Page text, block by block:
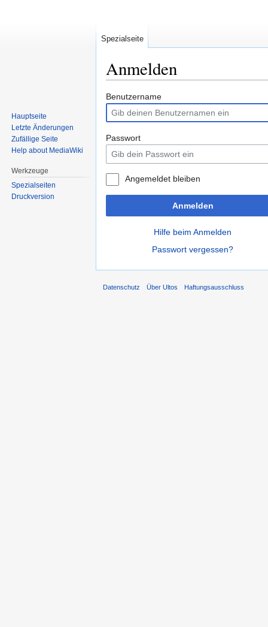
Anmelden
Zur
Navigation
springen
Zur
Suche
springen
Benutzername
Passwort
Angemeldet bleiben
Anmelden
Hilfe beim Anmelden
Passwort vergessen?
Spezialseite
Hauptseite
Letzte Änderungen
Zufällige Seite
Help about MediaWiki
Werkzeuge
Spezialseiten
Druckversion
Datenschutz Über Ultos Haftungsausschluss